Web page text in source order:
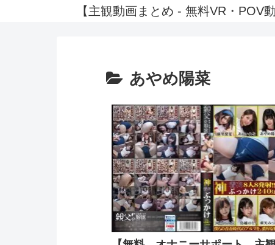
【主観動画まとめ - 無料VR・
あやめ陽菜